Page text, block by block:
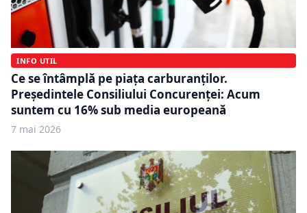
INFO UTIL
Ce se întâmplă pe piața carburanților.
Președintele Consiliului Concurenței: Acum
suntem cu 16% sub media europeană
7 mai 2026